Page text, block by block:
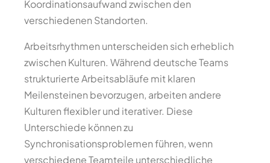
Koordinationsaufwand zwischen den
verschiedenen Standorten.
Arbeitsrhythmen unterscheiden sich erheblich
zwischen Kulturen. Während deutsche Teams
strukturierte Arbeitsabläufe mit klaren
Meilensteinen bevorzugen, arbeiten andere
Kulturen flexibler und iterativer. Diese
Unterschiede können zu
Synchronisationsproblemen führen, wenn
verschiedene Teamteile unterschiedliche